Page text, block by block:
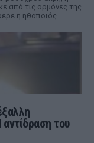
από τις ορμόνες της
η ηθοποιός
του